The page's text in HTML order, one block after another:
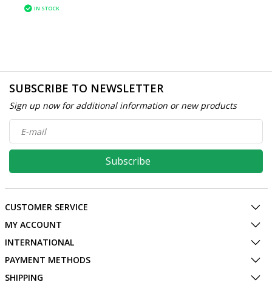
IN STOCK
SUBSCRIBE TO NEWSLETTER
Sign up now for additional information or new products
Subscribe
CUSTOMER SERVICE
MY ACCOUNT
INTERNATIONAL
PAYMENT METHODS
SHIPPING